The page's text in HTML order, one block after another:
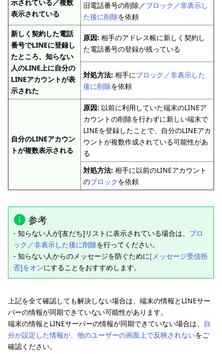
示されている／複数
表示されている
旧電話番号の削除／ブロック／非表示し
た後に削除を依頼
新しく契約した電話
番号でLINEに登録し
たところ、知らない
人のLINE上に自分の
LINEアカウントが表
示された
原因: 相手のアドレス帳に新しく契約し
た電話番号の登録が残っている
対処方法: 相手にブロック／非表示した
後に削除を依頼
自分のLINEアカウン
トが複数表示される
原因: 以前に利用していた端末のLINEア
カウントの削除を行わずに新しい端末で
LINEを登録したことで、自分のLINEアカ
ウントが複数作成されている可能性があ
る
対処方法: 相手に以前のLINEアカウント
のブロックを依頼
参考
- 知らない人が[友だち]リストに表示されている場合は、 ブロ
ック／非表示した後に削除を行ってください。
- 知らない人からのメッセージを防ぐために[メッセージ受信拒
否]をオンにすることをおすすめします。
上記を全て確認しても解決しない場合は、端末の情報とLINEサー
バーの情報が同期できていない可能性があります。
端末の情報とLINEサーバーの情報が同期できていない場合は、
自
分が設定した情報が、他のユーザーの画面上で反映されないをご
確認ください。